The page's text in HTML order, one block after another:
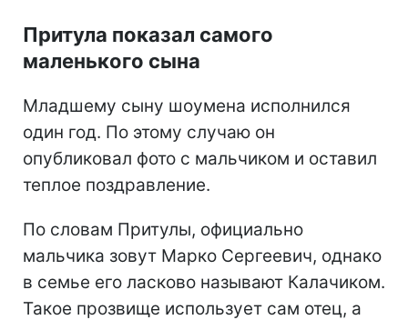
Притула показал самого
маленького сына
Младшему сыну шоумена исполнился
один год. По этому случаю он
опубликовал фото с мальчиком и оставил
теплое поздравление.
По словам Притулы, официально
мальчика зовут Марко Сергеевич, однако
в семье его ласково называют Калачиком.
Такое прозвище использует сам отец, а